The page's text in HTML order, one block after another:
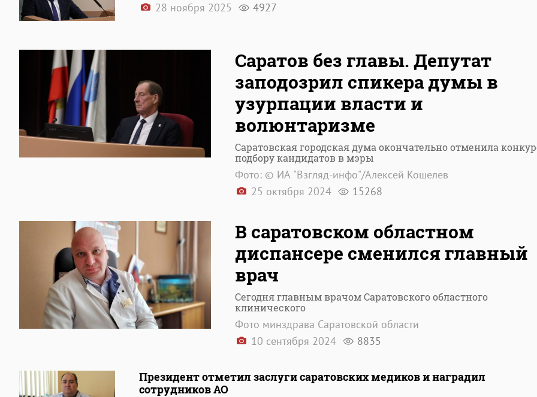
28 ноября 2025 4927
Саратов без главы. Депутат
заподозрил спикера думы в
узурпации власти и
волюнтаризме
Саратовская городская дума окончательно отменила
подбору кандидатов в мэры
Фото: © ИА "Взгляд-инфо"/Алексей Кошелев
25 октября 2024
15268
В саратовском областном
диспансере сменился главный
врач
Сегодня главным врачом Саратовского областного
клинического
Фото минздрава Саратовской области
10 сентября 2024
8835
Президент отметил заслуги саратовских медиков и наградил
сотрудников АО